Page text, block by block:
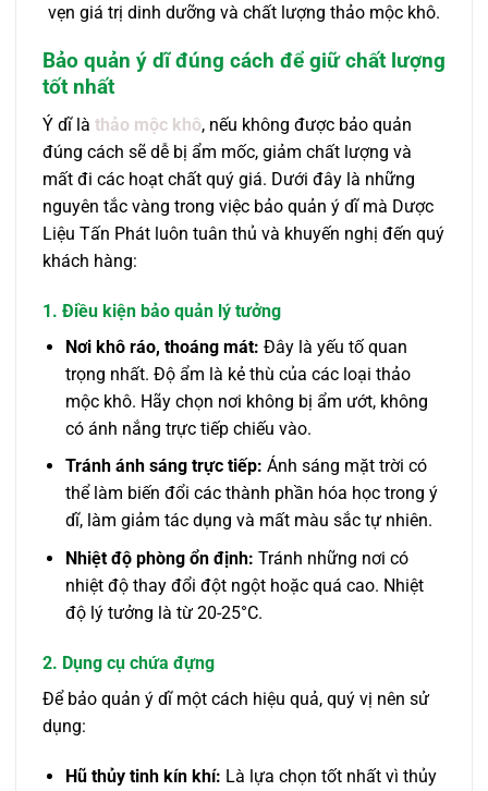
vẹn giá trị dinh dưỡng và chất lượng thảo mộc khô.
Bảo quản ý dĩ đúng cách để giữ chất lượng
tốt nhất
Ý dĩ là thảo mộc khô, nếu không được bảo quản
đúng cách sẽ dễ bị ẩm mốc, giảm chất lượng và
mất đi các hoạt chất quý giá. Dưới đây là những
nguyên tắc vàng trong việc bảo quản ý dĩ mà Dược
Liệu Tấn Phát luôn tuân thủ và khuyến nghị đến quý
khách hàng:
1. Điều kiện bảo quản lý tưởng
Nơi khô ráo, thoáng mát: Đây là yếu tố quan
trọng nhất. Độ ẩm là kẻ thù của các loại thảo
mộc khô. Hãy chọn nơi không bị ẩm ướt, không
có ánh nắng trực tiếp chiếu vào.
Tránh ánh sáng trực tiếp: Ánh sáng mặt trời có
thể làm biến đổi các thành phần hóa học trong ý
dĩ, làm giảm tác dụng và mất màu sắc tự nhiên.
Nhiệt độ phòng ổn định: Tránh những nơi có
nhiệt độ thay đổi đột ngột hoặc quá cao. Nhiệt
độ lý tưởng là từ 20-25°C.
2. Dụng cụ chứa đựng
Để bảo quản ý dĩ một cách hiệu quả, quý vị nên sử
dụng:
Hũ thủy tinh kín khí: Là lựa chọn tốt nhất vì thủy